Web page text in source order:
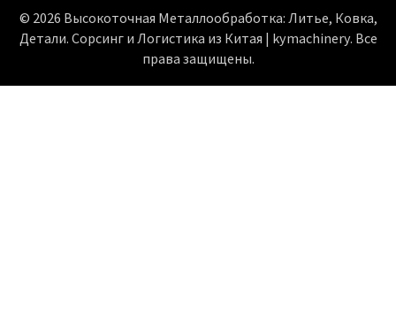
© 2026 Высокоточная Металлообработка: Литье, Ковка,
Детали. Сорсинг и Логистика из Китая | kymachinery. Все
права защищены.